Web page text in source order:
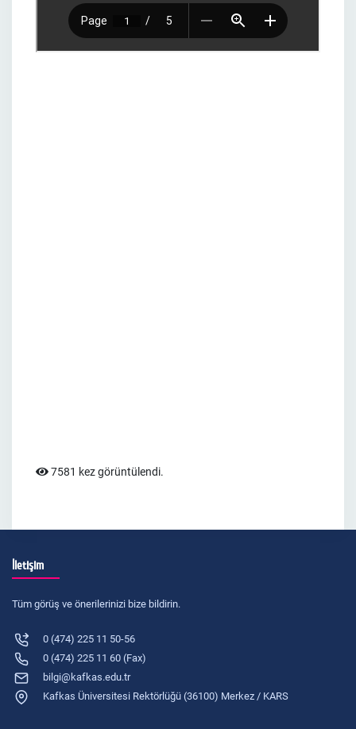
7581 kez görüntülendi.
İletişim
Tüm görüş ve önerilerinizi bize bildirin.
0 (474) 225 11 50-56
0 (474) 225 11 60 (Fax)
bilgi@kafkas.edu.tr
Kafkas Üniversitesi Rektörlüğü (36100) Merkez / KARS